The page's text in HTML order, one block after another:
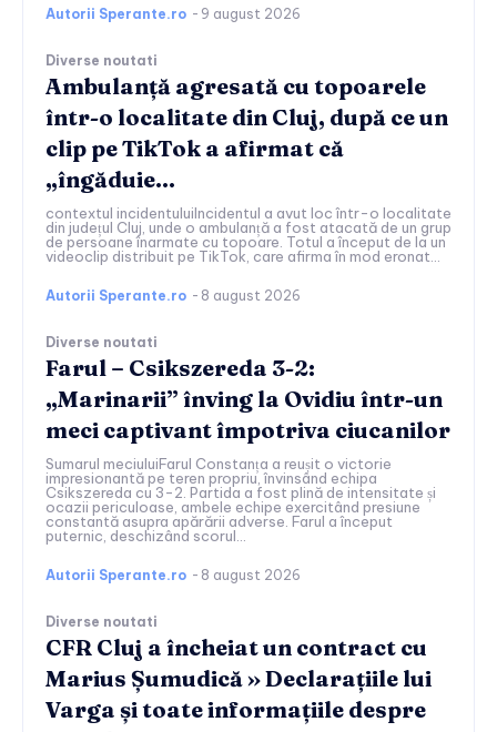
Autorii Sperante.ro - 9 august 2026
Diverse noutati
Ambulanță agresată cu topoarele
într-o localitate din Cluj, după ce un
clip pe TikTok a afirmat că
„îngăduie…
contextul incidentuluiIncidentul a avut loc într-o localitate
din județul Cluj, unde o ambulanță a fost atacată de un grup
de persoane înarmate cu topoare. Totul a început de la un
videoclip distribuit pe TikTok, care afirma în mod eronat...
Autorii Sperante.ro - 8 august 2026
Diverse noutati
Farul – Csikszereda 3-2:
„Marinarii” înving la Ovidiu într-un
meci captivant împotriva ciucanilor
Sumarul meciuluiFarul Constanța a reușit o victorie
impresionantă pe teren propriu, învinsând echipa
Csikszereda cu 3-2. Partida a fost plină de intensitate și
ocazii periculoase, ambele echipe exercitând presiune
constantă asupra apărării adverse. Farul a început
puternic, deschizând scorul...
Autorii Sperante.ro - 8 august 2026
Diverse noutati
CFR Cluj a încheiat un contract cu
Marius Șumudică » Declarațiile lui
Varga și toate informațiile despre